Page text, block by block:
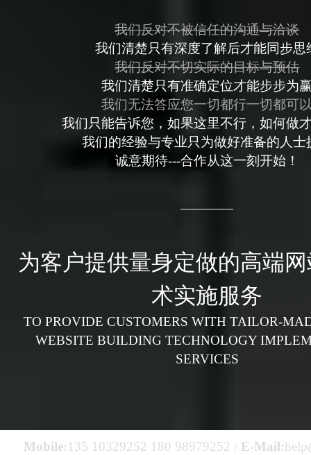
创文章，从而达
好？回答：通常
来说...
并行和替代关
系，传统网站很
多功能被移动...
我们反对不被信任的沟通与洽谈
我们清楚只有深度了解后才能同步思
我们反对不切实际的目标与预估
我们清楚只有准确定位才能步步为
我们无法答应您一切都行一切都可
我们只能告诉您，如果这里不行，如何做
我们的经验与专业只为做好准备的人士
诚意期待---合作从这一刻开始！
————
为客户提供量身定做的高端
术实施服务
TO PROVIDE CUSTOMERS WITH TAILOR-
WEBSITE BUILDING TECHNOLOGY
SERVICES
Mobile: 135 10329252 180 98979252 / E-Mail: